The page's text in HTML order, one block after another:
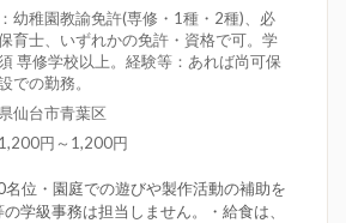
幼稚園教諭免許(専修・1種・2種)、必
育士、いずれかの免許・資格で可。学
専修学校以上。経験等：あれば尚可保
での勤務。
仙台市青葉区
円～1,200円
名位・園庭での遊びや製作活動の補助を
学級事務は担当しません。・給食は、